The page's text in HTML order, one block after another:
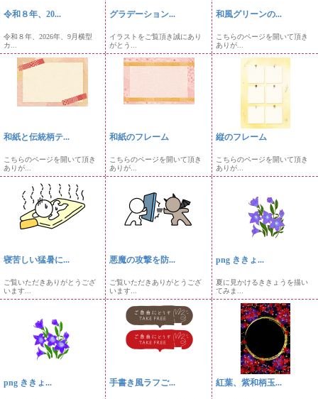
令和８年、20...
令和８年、2026年、9月横型
カ...
グラデーション...
イラストをご覧頂き誠にあり
がとう...
和風グリーンの...
こちらのページを開いて頂き
ありが...
和紙と伝統柄テ...
こちらのページを開いて頂き
ありが...
和紙のフレーム
こちらのページを開いて頂き
ありが...
縦のフレーム
こちらのページを開いて頂き
ありが...
寝苦しい猛暑に...
ご覧いただきありがとうござ
います...
悪魔の攻撃を防...
ご覧いただきありがとうござ
います...
png ききょ...
夏に見かけるききょうを描い
てみま...
png ききょ... 手書き風ラフご... 紅葉、紫和柄玉...